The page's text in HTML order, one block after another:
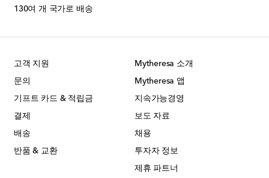
130여 개 국가로 배송
고객 지원
문의
기프트 카드 & 적립금
결제
배송
반품 & 교환
Mytheresa 소개
Mytheresa 앱
지속가능경영
보도 자료
채용
투자자 정보
제휴 파트너